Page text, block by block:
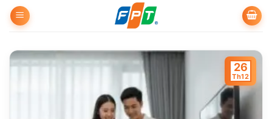
qua
dung
26
Th12